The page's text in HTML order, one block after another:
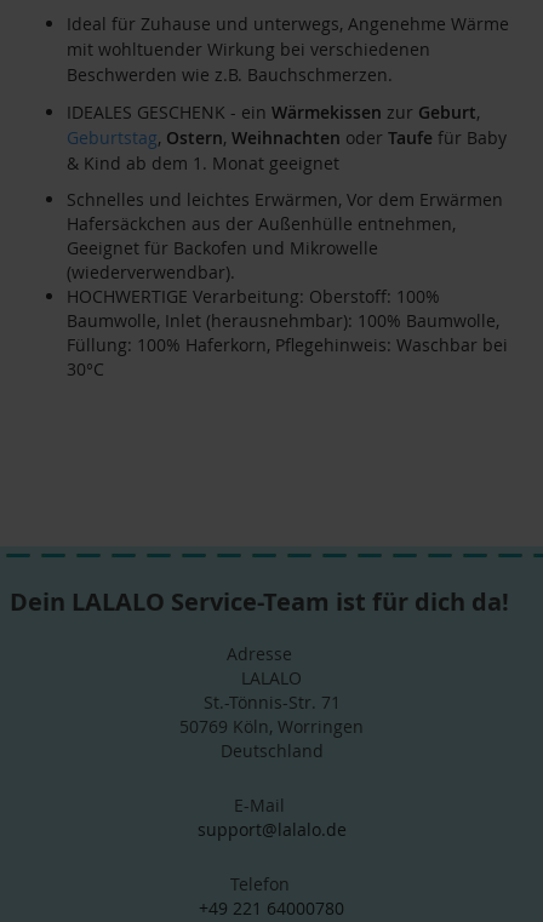
Ideal für Zuhause und unterwegs, Angenehme Wärme
mit wohltuender Wirkung bei verschiedenen
Beschwerden wie z.B. Bauchschmerzen.
IDEALES GESCHENK - ein Wärmekissen zur Geburt,
Geburtstag, Ostern, Weihnachten oder Taufe für Baby
& Kind ab dem 1. Monat geeignet
Schnelles und leichtes Erwärmen, Vor dem Erwärmen
Hafersäckchen aus der Außenhülle entnehmen,
Geeignet für Backofen und Mikrowelle
(wiederverwendbar).
HOCHWERTIGE Verarbeitung: Oberstoff: 100%
Baumwolle, Inlet (herausnehmbar): 100% Baumwolle,
Füllung: 100% Haferkorn, Pflegehinweis: Waschbar bei
30°C
Dein LALALO Service-Team ist für dich da!
Adresse
LALALO
St.-Tönnis-Str. 71
50769 Köln, Worringen
Deutschland
E-Mail
support@lalalo.de
Telefon
+49 221 64000780